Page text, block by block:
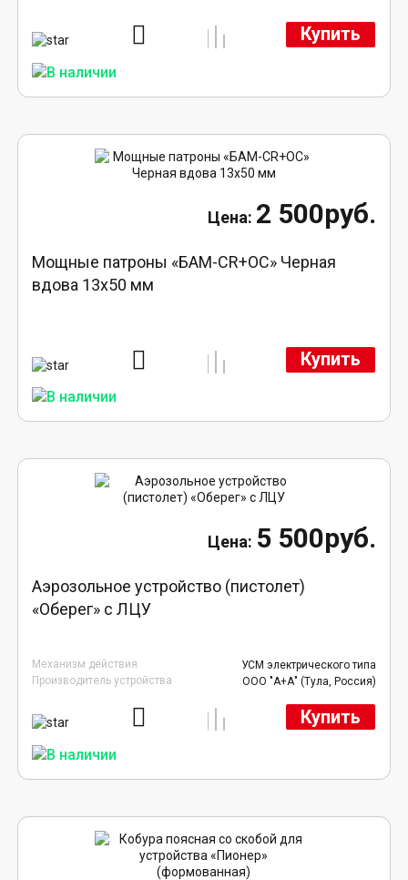
Купить
2 500руб.
Мощные патроны «БАМ-CR+ОС» Черная
вдова 13х50 мм
Купить
5 500руб.
Аэрозольное устройство (пистолет)
«Оберег» с ЛЦУ
Механизм действия
УСМ электрического типа
Производитель устройства
ООО "А+А" (Тула, Россия)
Купить